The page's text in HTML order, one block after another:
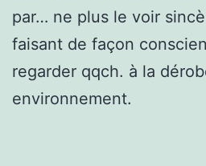
par… ne plus le voir
faisant de façon
regarder qqch. à la
environnement.